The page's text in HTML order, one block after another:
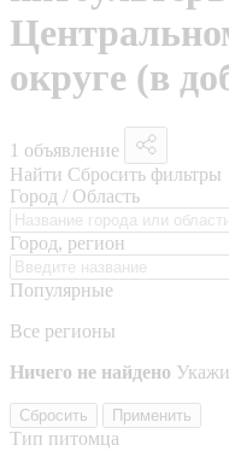
округе (в
1 объявление
Найти Сбросить фильтры
Город / Область
Город, регион
Популярные
Все регионы
Ничего не найдено
Сбросить Применить
Тип питомца